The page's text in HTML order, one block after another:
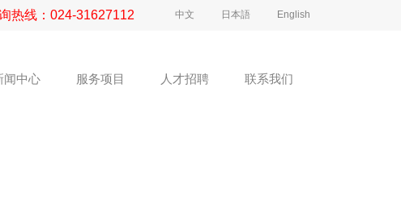
中文 日本語 English
热线： 024-31627112
闻中心 服务项目 人才招聘 联系我们